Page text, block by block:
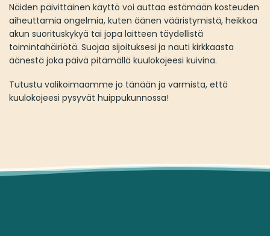
Näiden päivittäinen käyttö voi auttaa estämään kosteuden
aiheuttamia ongelmia, kuten äänen vääristymistä, heikkoa
akun suorituskykyä tai jopa laitteen täydellistä
toimintahäiriötä. Suojaa sijoituksesi ja nauti kirkkaasta
äänestä joka päivä pitämällä kuulokojeesi kuivina.
Tutustu valikoimaamme jo tänään ja varmista, että
kuulokojeesi pysyvät huippukunnossa!